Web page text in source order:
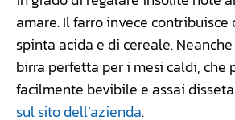
amare. Il farro invece
spinta acida e di cereale.
birra perfetta per i mesi caldi, che
facilmente bevibile e assai
sul sito dell’azienda.